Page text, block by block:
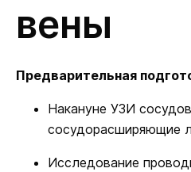
вены
Предварительная
Накануне УЗИ
сосудорасширяющие
Исследование